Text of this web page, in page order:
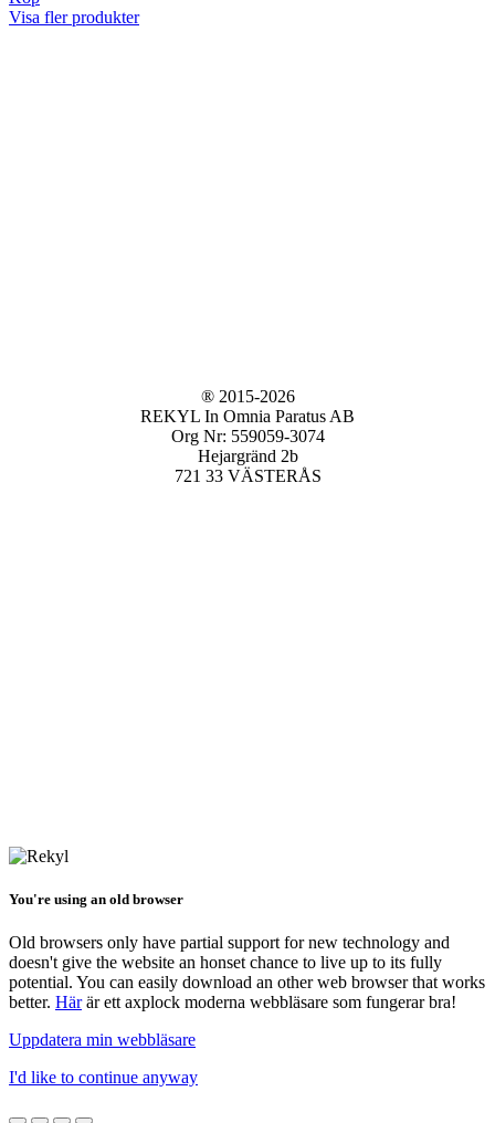
Visa fler produkter
® 2015-2026
REKYL In Omnia Paratus AB
Org Nr: 559059-3074
Hejargränd 2b
721 33 VÄSTERÅS
You're using an old browser
Old browsers only have partial support for new technology and
doesn't give the website an honset chance to live up to its fully
potential. You can easily download an other web browser that works
better. Härär ett axplock moderna webbläsare som fungerar bra!
Uppdatera min webbläsare
I'd like to continue anyway